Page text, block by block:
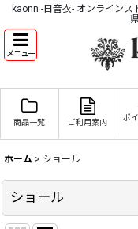
kaonn -日音衣- オンライン
メニュー
商品一覧 ご利用案内
ポ
ホーム > ショール
ショール